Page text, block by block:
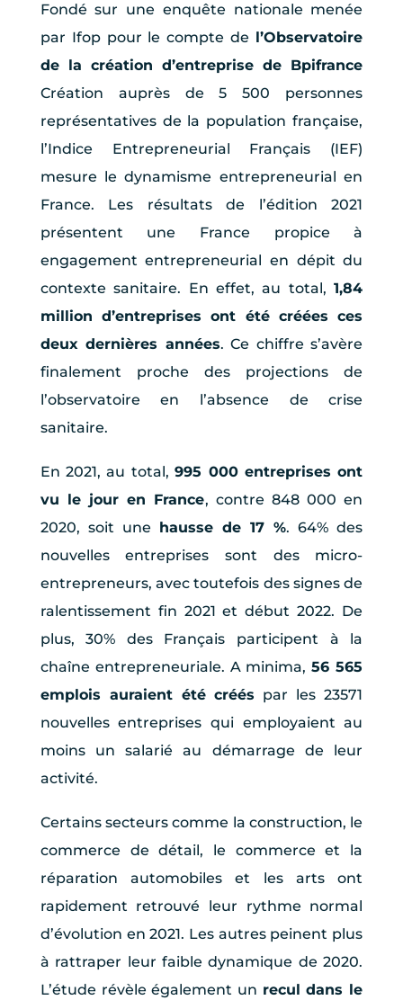
Fondé sur une enquête nationale menée
par Ifop pour le compte de l’Observatoire
de la création d’entreprise de Bpifrance
Création auprès de 5 500 personnes
représentatives de la population française,
l’Indice Entrepreneurial Français (IEF)
mesure le dynamisme entrepreneurial en
France. Les résultats de l’édition 2021
présentent une France propice à
engagement entrepreneurial en dépit du
contexte sanitaire. En effet, au total,1,84
million d’entreprises ont été créées ces
deux dernières années. Ce chiffre s’avère
finalement proche des projections de
l’observatoire en l’absence de crise
sanitaire.
En 2021, au total,995 000 entreprises ont
vu le jour en France, contre 848 000 en
2020, soit une hausse de 17 %. 64% des
nouvelles entreprises sont des micro-
entrepreneurs, avec toutefois des signes de
ralentissement fin 2021 et début 2022. De
plus, 30% des Français participent à la
chaîne entrepreneuriale. A minima,56 565
emplois auraient été créés par les 23571
nouvelles entreprises qui employaient au
moins un salarié au démarrage de leur
activité.
Certains secteurs comme la construction, le
commerce de détail, le commerce et la
réparation automobiles et les arts ont
rapidement retrouvé leur rythme normal
d’évolution en 2021. Les autres peinent plus
à rattraper leur faible dynamique de 2020.
L’étude révèle également un recul dans le